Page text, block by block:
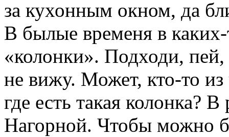
за кухонным окном, да
В былые временя в
«колонки». Подходи, пей,
не вижу. Может, кто-то из
где есть такая колонка?
Нагорной. Чтобы можно